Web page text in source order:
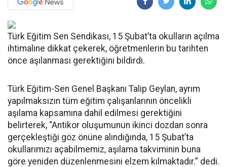
Türk Eğitim Sen Sendikası, 15 Şubat’ta okulların açılma
ihtimaline dikkat çekerek, öğretmenlerin bu tarihten
önce aşılanması gerektiğini bildirdi.
Türk Eğitim-Sen Genel Başkanı Talip Geylan, ayrım
yapılmaksızın tüm eğitim çalışanlarının öncelikli
aşılama kapsamına dahil edilmesi gerektiğini
belirterek, “Antikor oluşumunun ikinci dozdan sonra
gerçekleştiği göz önüne alındığında, 15 Şubat’ta
okullarımızı açabilmemiz, aşılama takviminin buna
göre yeniden düzenlenmesini elzem kılmaktadır.” dedi.